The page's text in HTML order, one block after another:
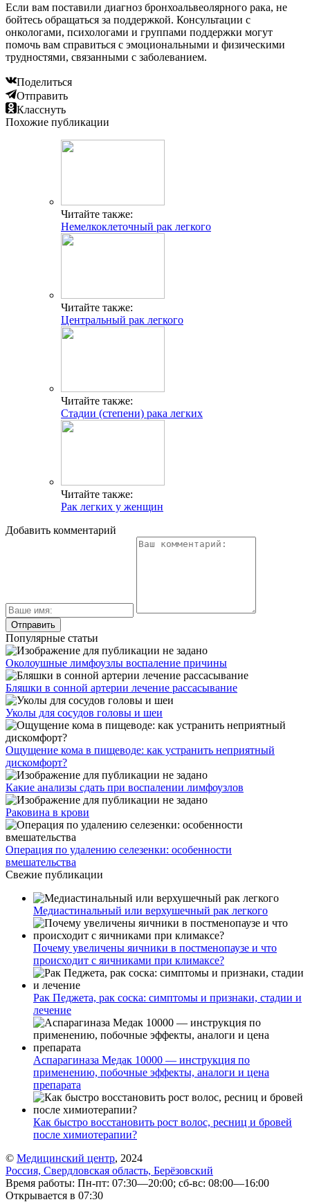
Если вам поставили диагноз бронхоальвеолярного рака, не
бойтесь обращаться за поддержкой. Консультации с
онкологами, психологами и группами поддержки могут
помочь вам справиться с эмоциональными и физическими
трудностями, связанными с заболеванием.
Поделиться
Отправить
Класснуть
Похожие публикации
Читайте также:
Немелкоклеточный рак легкого
Читайте также:
Центральный рак легкого
Читайте также:
Стадии (степени) рака легких
Читайте также:
Рак легких у женщин
Добавить комментарий
Популярные статьи
Околоушные лимфоузлы воспаление причины
Бляшки в сонной артерии лечение рассасывание
Уколы для сосудов головы и шеи
Ощущение кома в пищеводе: как устранить неприятный
дискомфорт?
Какие анализы сдать при воспалении лимфоузлов
Раковина в крови
Операция по удалению селезенки: особенности
вмешательства
Свежие публикации
Медиастинальный или верхушечный рак легкого
Почему увеличены яичники в постменопаузе и что
происходит с яичниками при климаксе?
Рак Педжета, рак соска: симптомы и признаки, стадии и
лечение
Аспарагиназа Медак 10000 — инструкция по
применению, побочные эффекты, аналоги и цена
препарата
Как быстро восстановить рост волос, ресниц и бровей
после химиотерапии?
© Медицинский центр, 2024
Россия, Свердловская область, Берёзовский
Время работы: Пн-пт: 07:30—20:00; сб-вс: 08:00—16:00
Открывается в 07:30